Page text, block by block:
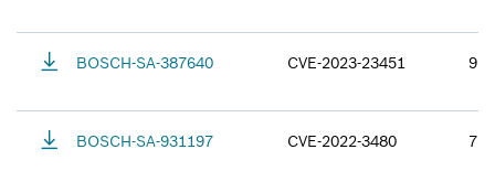
BOSCH-SA-387640 CVE-2023-23451 9.8
BOSCH-SA-931197 CVE-2022-3480 7.5